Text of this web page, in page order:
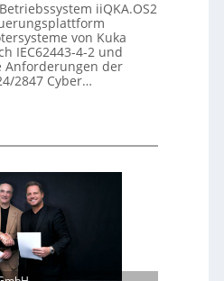
iiQKA.OS2
von Kuka
IEC62443-4-2 und
der
2847 Cyber…